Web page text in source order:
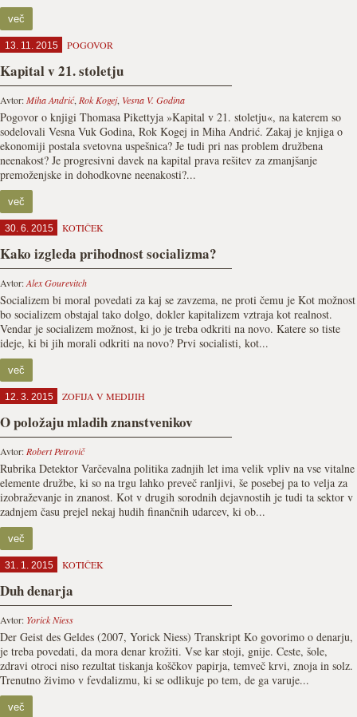
več
13. 11. 2015 POGOVOR
Kapital v 21. stoletju
Avtor:Miha Andrić, Rok Kogej, Vesna V. Godina
Pogovor o knjigi Thomasa Pikettyja »Kapital v 21. stoletju«, na katerem so
sodelovali Vesna Vuk Godina, Rok Kogej in Miha Andrić. Zakaj je knjiga o
ekonomiji postala svetovna uspešnica? Je tudi pri nas problem družbena
neenakost? Je progresivni davek na kapital prava rešitev za zmanjšanje
premoženjske in dohodkovne neenakosti?...
več
30. 6. 2015 KOTIČEK
Kako izgleda prihodnost socializma?
Avtor:Alex Gourevitch
Socializem bi moral povedati za kaj se zavzema, ne proti čemu je Kot možnost
bo socializem obstajal tako dolgo, dokler kapitalizem vztraja kot realnost.
Vendar je socializem možnost, ki jo je treba odkriti na novo. Katere so tiste
ideje, ki bi jih morali odkriti na novo? Prvi socialisti, kot...
več
12. 3. 2015 ZOFIJA V MEDIJIH
O položaju mladih znanstvenikov
Avtor: Robert Petrovič
Rubrika Detektor Varčevalna politika zadnjih let ima velik vpliv na vse vitalne
elemente družbe, ki so na trgu lahko preveč ranljivi, še posebej pa to velja za
izobraževanje in znanost. Kot v drugih sorodnih dejavnostih je tudi ta sektor v
zadnjem času prejel nekaj hudih finančnih udarcev, ki ob...
več
31. 1. 2015 KOTIČEK
Duh denarja
Avtor: Yorick Niess
Der Geist des Geldes (2007, Yorick Niess) Transkript Ko govorimo o denarju,
je treba povedati, da mora denar krožiti. Vse kar stoji, gnije. Ceste, šole,
zdravi otroci niso rezultat tiskanja koščkov papirja, temveč krvi, znoja in solz.
Trenutno živimo v fevdalizmu, ki se odlikuje po tem, de ga varuje...
več